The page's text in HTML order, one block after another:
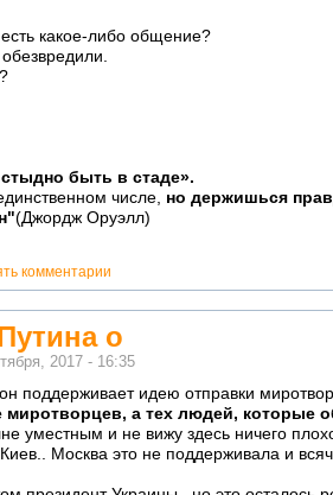
какое-либо общение?
быть в стаде».
числе, но держишься
(Джордж Оруэлл)
комментарии
о
2017 - 16:35
поддерживает идею отправки
а тех людей, которые
уместным и не вижу здесь ничего
Москва это не поддерживала и